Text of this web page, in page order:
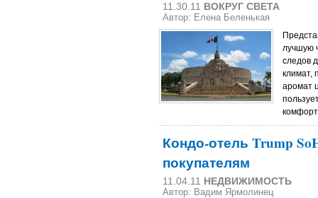
11.30.11 ВОКРУГ СВЕТА
Автор: Елена Беленькая
лучшую
следов
климат,
аромат
Кондо-отель Trump
покупателям
11.04.11 НЕДВИЖИМОСТЬ
Автор: Вадим Ярмолинец